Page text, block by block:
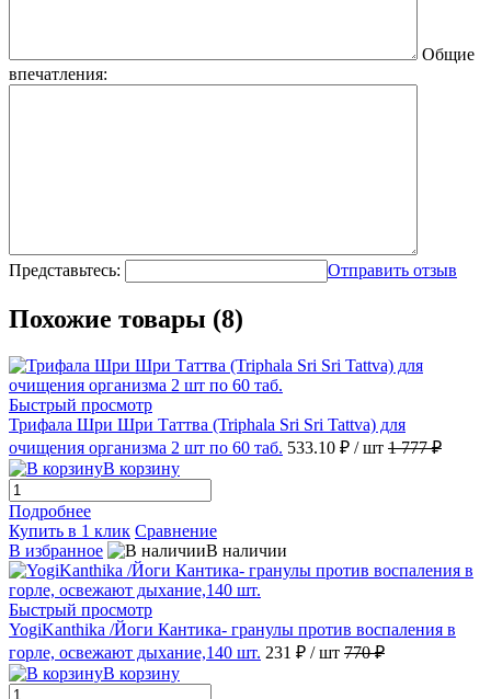
Общие
впечатления:
Представьтесь: Отправить отзыв
Похожие товары (8)
Быстрый просмотр
Трифала Шри Шри Таттва (Triphala Sri Sri Tattva) для
очищения организма 2 шт по 60 таб. 533.10 ₽ / шт 1 777 ₽
В корзину
Подробнее
Купить в 1 клик Сравнение
В избранное
В наличии
Быстрый просмотр
YogiKanthika /Йоги Кантика- гранулы против воспаления в
горле, освежают дыхание,140 шт. 231 ₽ / шт 770 ₽
В корзину